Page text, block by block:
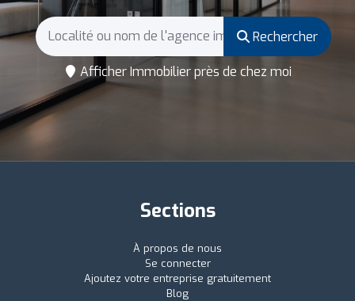
Rechercher
Afficher Immobilier près de chez moi
Sections
À propos de nous
Se connecter
Ajoutez votre entreprise gratuitement
Blog